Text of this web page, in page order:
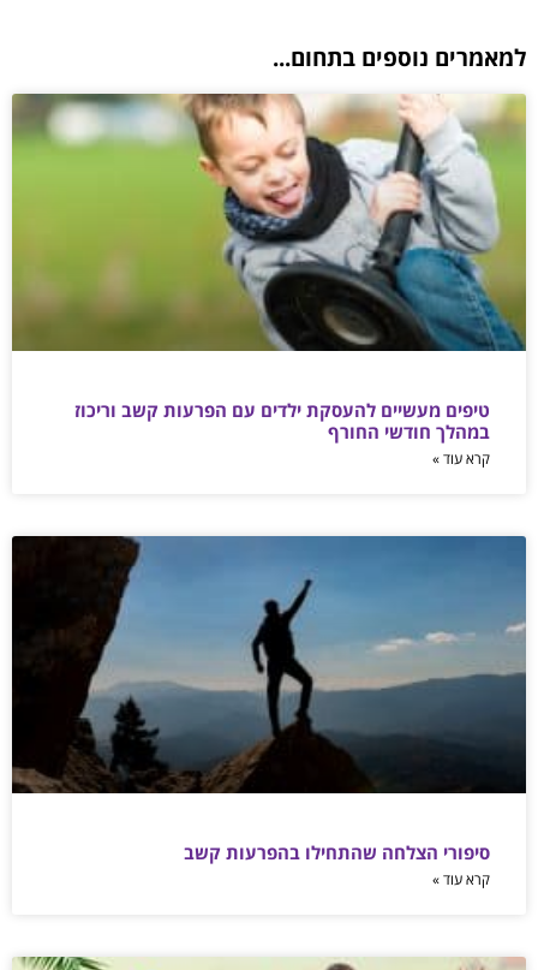
למאמרים נוספים בתחום...
טיפים מעשיים להעסקת ילדים עם הפרעות קשב וריכוז
במהלך חודשי החורף
קרא עוד »
סיפורי הצלחה שהתחילו בהפרעות קשב
קרא עוד »